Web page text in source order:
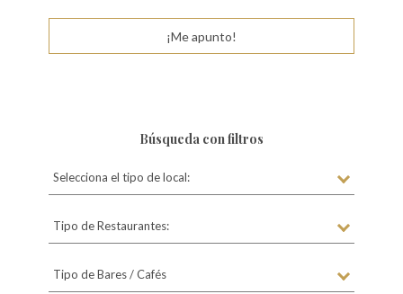
¡Me apunto!
Búsqueda con filtros
Selecciona el tipo de local:
Tipo de Restaurantes:
Tipo de Bares / Cafés